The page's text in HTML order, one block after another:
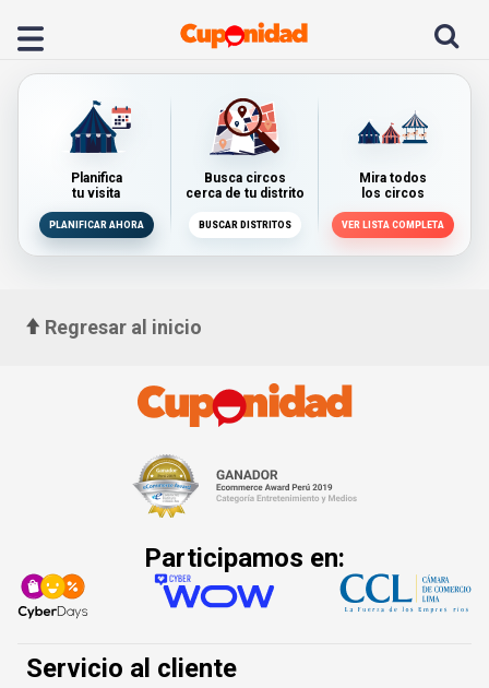
Planifica
tu visita
PLANIFICAR AHORA
Busca circos
cerca de tu distrito
BUSCAR DISTRITOS
Mira todos
los circos
VER LISTA COMPLETA
Regresar al inicio
Participamos en:
Servicio al cliente